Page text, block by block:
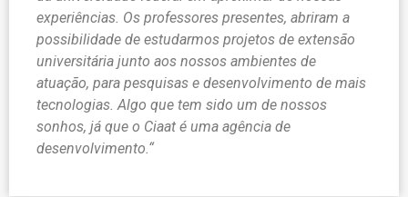
experiências. Os professores presentes, abriram a
possibilidade de estudarmos projetos de extensão
universitária junto aos nossos ambientes de
atuação, para pesquisas e desenvolvimento de mais
tecnologias. Algo que tem sido um de nossos
sonhos, já que o Ciaat é uma agência de
desenvolvimento.“